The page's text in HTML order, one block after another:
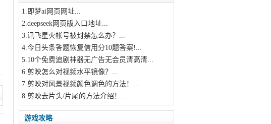
1.即梦ai网页网址...
2.deepseek网页版入口地址...
3.讯飞星火帐号被封禁怎么办？...
4.今日头条答题恢复信用分10题答案!...
5.10个免费追剧神器无广告无会员清高清...
6.剪映怎么对视频水平镜像？...
7.剪映对风景视频颜色调色的方法！...
8.剪映去片头/片尾的方法介绍！...
游戏攻略